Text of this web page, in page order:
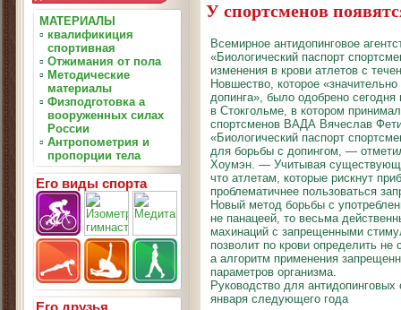
МАТЕРИАЛЫ
▫ квалификиция
спортивная
▫ Отжимания от пола
▫ Методические
материалы
▫ Физподготовка а
вооруженных силах
России
▫ Антропометрия и
пропорции тела
Его виды спорта
Его друзья
У спортсменов
Всемирное антидопинговое
«Биологический паспорт
изменения в крови атлетов с
Новшество, которое
допинга», было одобрено
в Стокгольме, в котором
спортсменов ВАДА Вячеслав
«Биологический паспорт
для борьбы с допингом, —
Хоумэн. — Учитывая
что атлетам, которые рискнут
проблематичнее пользоваться
Новый метод борьбы с
не панацеей, то весьма
махинаций с запрещенными
позволит по крови определить
а алгоритм применения
параметров организма.
Руководство для
января следующего года